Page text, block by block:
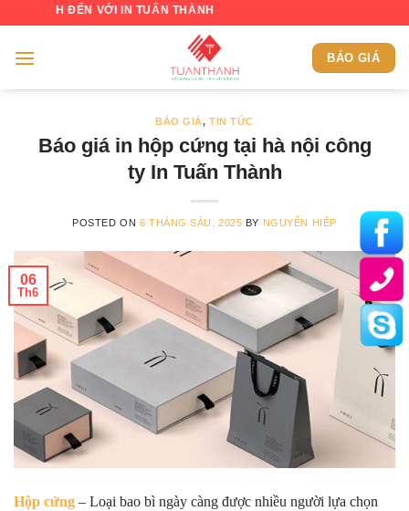
content
VỚI IN TUẤN THÀNH
BÁO GIÁ
BÁO GIÁ,TIN TỨC
Báo giá in hộp cứng tại hà nội công
ty In Tuấn Thành
POSTED ON 6 THÁNG SÁU, 2025 BY NGUYỄN HIỆP
06
Th6
Hộp cứng – Loại bao bì ngày càng được nhiều người lựa chọn